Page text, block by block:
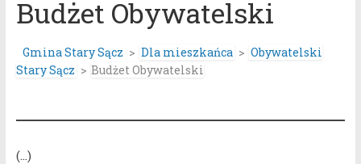
Budżet Obywatelski
Gmina Stary Sącz > Dla mieszkańca > Obywatelski
Stary Sącz > Budżet Obywatelski
(…)